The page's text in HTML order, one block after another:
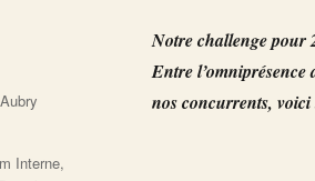
Notre challenge pour
Entre l’omniprésence
nos concurrents,
Interne,